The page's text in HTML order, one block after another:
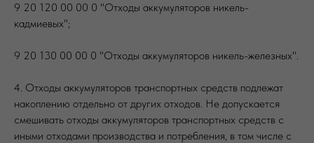
9 20 120 00 00 0 "Отходы аккумуляторов никель-
кадмиевых";
9 20 130 00 00 0 "Отходы аккумуляторов никель-железных".
4. Отходы аккумуляторов транспортных средств подлежат
накоплению отдельно от других отходов. Не допускается
смешивать отходы аккумуляторов транспортных средств с
иными отходами производства и потребления, в том числе с